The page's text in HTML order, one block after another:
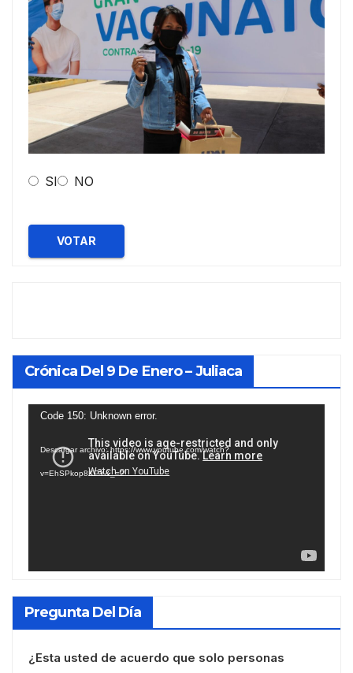
SI NO
VOTAR
Crónica Del 9 De Enero – Juliaca
Reproductor
vídeo
Code 150: Unknown error.
Descargar archivo: https://www.youtube.com/watch?
v=EhSPkop8KPY&_=2
Pregunta Del Día
¿Esta usted de acuerdo que solo personas